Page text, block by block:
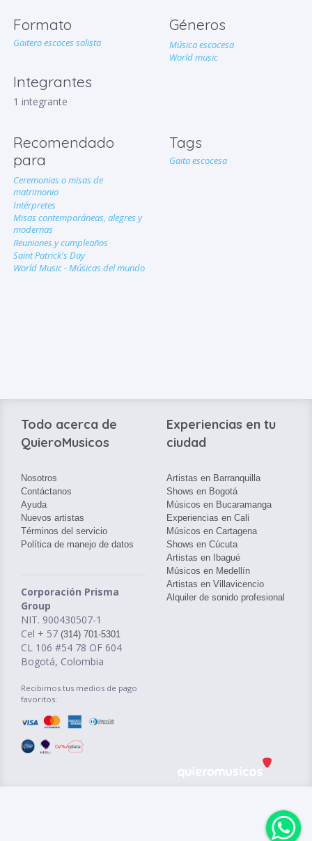
Formato
Gaitero escoces solista
Integrantes
1 integrante
Géneros
Música escocesa
World music
Recomendado
para
Ceremonias o misas de
matrimonio
Intérpretes
Misas contemporáneas, alegres y
modernas
Reuniones y cumpleaños
Saint Patrick's Day
World Music - Músicas del mundo
Tags
Gaita escocesa
Todo acerca de
QuieroMusicos
Nosotros
Contáctanos
Ayuda
Nuevos artistas
Términos del servicio
Política de manejo de datos
Corporación Prisma
Group
NIT. 900430507-1
Cel + 57 (314) 701-5301
CL 106 #54 78 OF 604
Bogotá, Colombia
Recibimos tus medios de pago
favoritos:
Experiencias en tu
ciudad
Artistas en Barranquilla
Shows en Bogotá
Músicos en Bucaramanga
Experiencias en Cali
Músicos en Cartagena
Shows en Cúcuta
Artistas en Ibagué
Músicos en Medellín
Artistas en Villavicencio
Alquiler de sonido profesional